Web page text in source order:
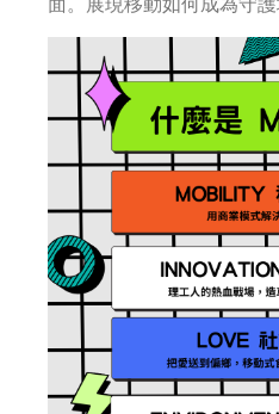
面。展現移動如何成為守護